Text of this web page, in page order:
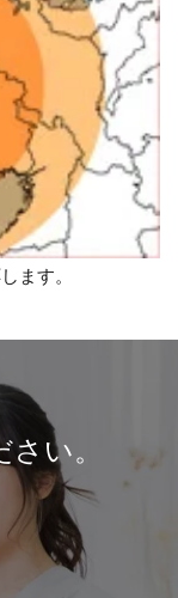
ます。
い。